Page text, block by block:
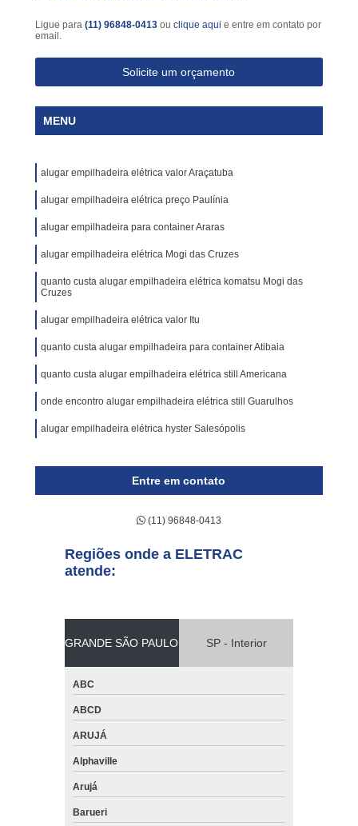
Ligue para (11) 96848-0413 ou clique aqui e entre em contato por
email.
Solicite um orçamento
MENU
alugar empilhadeira elétrica valor Araçatuba
alugar empilhadeira elétrica preço Paulínia
alugar empilhadeira para container Araras
alugar empilhadeira elétrica Mogi das Cruzes
quanto custa alugar empilhadeira elétrica komatsu Mogi das
Cruzes
alugar empilhadeira elétrica valor Itu
quanto custa alugar empilhadeira para container Atibaia
quanto custa alugar empilhadeira elétrica still Americana
onde encontro alugar empilhadeira elétrica still Guarulhos
alugar empilhadeira elétrica hyster Salesópolis
Entre em contato
(11) 96848-0413
Regiões onde a ELETRAC
atende:
GRANDE SÃO PAULO SP - Interior
ABC
ABCD
ARUJÁ
Alphaville
Arujá
Barueri